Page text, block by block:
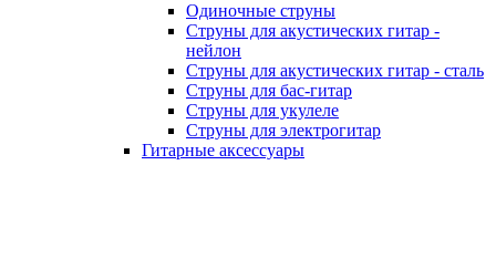
Одиночные струны
Струны для акустических гитар -
нейлон
Струны для акустических гитар - сталь
Струны для бас-гитар
Струны для укулеле
Струны для электрогитар
Гитарные аксессуары